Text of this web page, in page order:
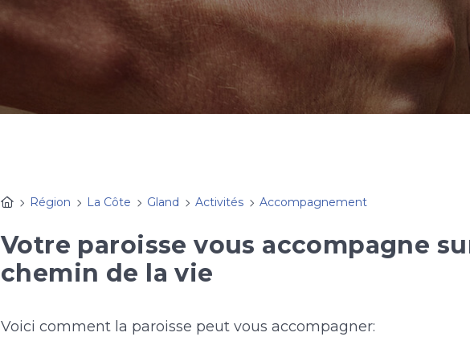
Région La Côte Gland Activités Accompagnement
Votre paroisse vous accompagne
chemin de la vie
Voici comment la paroisse peut vous accompagner: